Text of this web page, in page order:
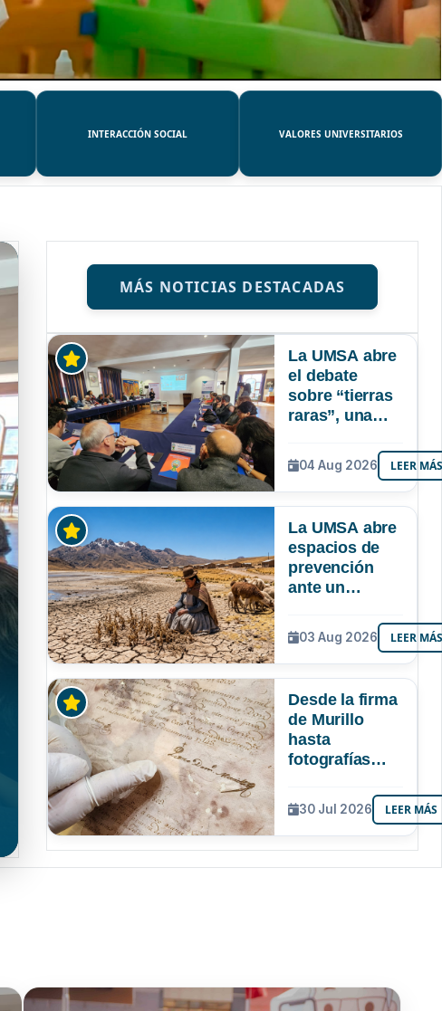
INTERACCIÓN SOCIAL VALORES UNIVERSITARIOS
MÁS NOTICIAS DESTACADAS
La UMSA abre
el debate
sobre “tierras
raras”, una
mineral que
Bolivia aún no
explora ni
04 Aug 2026 LEER
La UMSA abre
espacios de
prevención
ante un
Niño que
podría superar
a los tres
Bolivia
03 Aug 2026 LEER
Desde la firma
de Murillo
hasta
fotografías
UMSA
resguarda 6
joyas de la
30 Jul 2026 LEER MÁS